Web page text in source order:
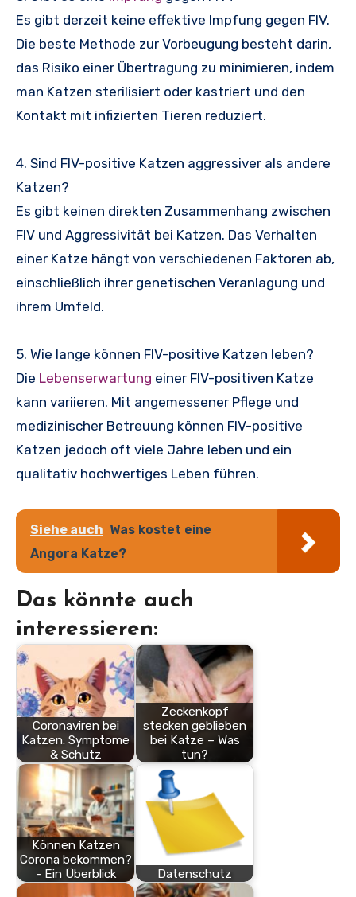
Es gibt derzeit keine effektive Impfung gegen FIV.
Die beste Methode zur Vorbeugung besteht darin,
das Risiko einer Übertragung zu minimieren, indem
man Katzen sterilisiert oder kastriert und den
Kontakt mit infizierten Tieren reduziert.
4. Sind FIV-positive Katzen aggressiver als andere
Katzen?
Es gibt keinen direkten Zusammenhang zwischen
FIV und Aggressivität bei Katzen. Das Verhalten
einer Katze hängt von verschiedenen Faktoren ab,
einschließlich ihrer genetischen Veranlagung und
ihrem Umfeld.
5. Wie lange können FIV-positive Katzen leben?
Die Lebenserwartung einer FIV-positiven Katze
kann variieren. Mit angemessener Pflege und
medizinischer Betreuung können FIV-positive
Katzen jedoch oft viele Jahre leben und ein
qualitativ hochwertiges Leben führen.
Siehe auch Was kostet eine
Angora Katze?
Das könnte auch
interessieren:
Coronaviren bei
Katzen: Symptome
& Schutz
Zeckenkopf
stecken geblieben
bei Katze – Was
tun?
Können Katzen
Corona bekommen?
- Ein Überblick
Datenschutz